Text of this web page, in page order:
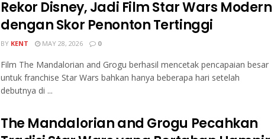
Rekor Disney, Jadi Film Star Wars Modern
dengan Skor Penonton Tertinggi
BY KENT MAY 28, 2026 0
Film The Mandalorian and Grogu berhasil mencetak pencapaian besar
untuk franchise Star Wars bahkan hanya beberapa hari setelah
debutnya di ...
The Mandalorian and Grogu Pecahkan